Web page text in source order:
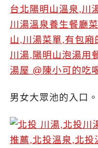
男女大眾池的入口。